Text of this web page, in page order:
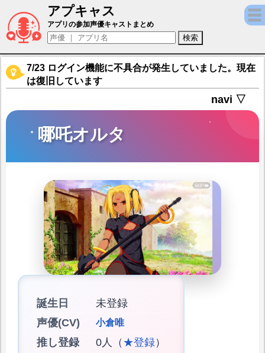
アプキャス
哪吒オルタ（声優：小倉唯)【Fate/Grand
アプリの参加声優キャストまとめ
7/23 ログイン機能に不具合が発生していました。現在
は復旧しています
navi ▽
哪吒オルタ
誕生日
未登録
声優(CV)
小倉唯
推し登録 0人（ ★登録）